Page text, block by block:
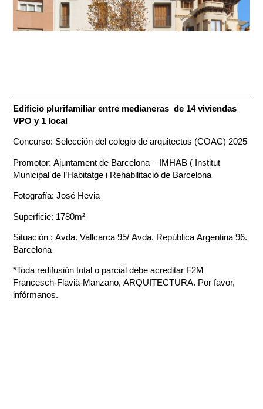
Edificio plurifamiliar entre medianeras de 14 viviendas
VPO y 1 local
Concurso: Selección del colegio de arquitectos (COAC) 2025
Promotor: Ajuntament de Barcelona – IMHAB ( Institut
Municipal de l’Habitatge i Rehabilitació de Barcelona
Fotografía: José Hevia
Superficie: 1780m²
Situación : Avda. Vallcarca 95/ Avda. República Argentina 96.
Barcelona
*Toda redifusión total o parcial debe acreditar F2M
Francesch-Flavià-Manzano, ARQUITECTURA. Por favor,
infórmanos.